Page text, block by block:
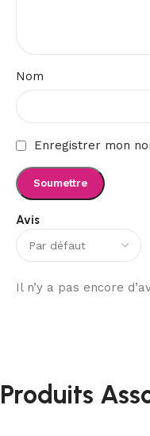
Avis
Il n’y a pas encore
Nom
Enregistrer mon
Produits